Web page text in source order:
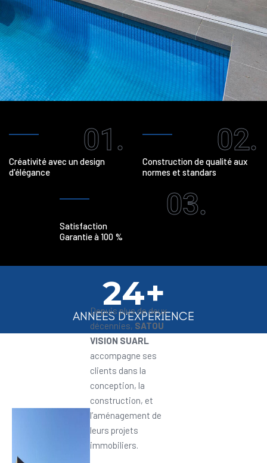
01.
Créativité avec un design
d'élégance
02.
Construction de qualité aux
normes et standars
03.
Satisfaction
Garantie à 100 %
24+
ANNEES D'EXPERIENCE
Depuis plus de deux
décennies, SATOU
VISION SUARL
accompagne ses
clients dans la
conception, la
construction, et
l’aménagement de
leurs projets
immobiliers.